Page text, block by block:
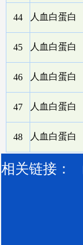
44 人血白蛋白
45 人血白蛋白
46 人血白蛋白
47 人血白蛋白
48 人血白蛋白
相关链接：